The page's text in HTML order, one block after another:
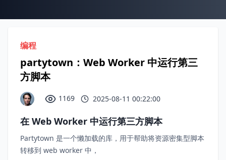
编程
partytown：Web Worker 中运行第三
方脚本
1169 2025-08-11 00:22:00
在 Web Worker 中运行第三方脚本
Partytown 是一个懒加载的库，用于帮助将资源密集型脚本
转移到 web worker 中，